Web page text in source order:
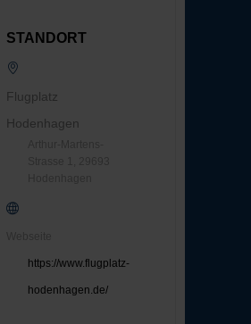
STANDORT
Flugplatz
Hodenhagen
https://www.flugplatz-
hodenhagen.de/